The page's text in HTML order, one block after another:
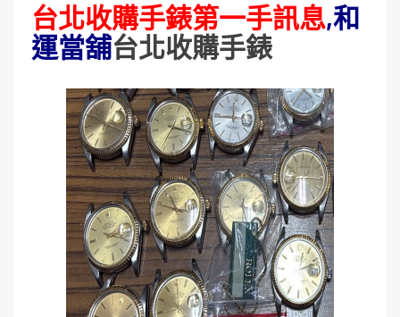
台北收購手錶第一手訊息,和
運當舖台北收購手錶